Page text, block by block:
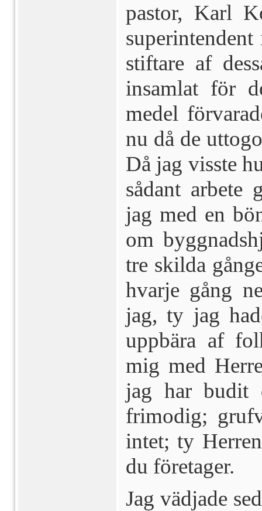
pastor, Karl
stiftare af
insamlat för
medel
nu då de
Då jag visste
så­dant arbete
jag med en
om
tre skilda
hvarje gång
jag, ty jag
uppbära af
mig med
jag har budit
frimodig;
intet; ty
du företager.
Jag vädjade